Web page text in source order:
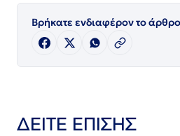
Βρήκατε ενδιαφέρον το
ΔΕΙΤΕ ΕΠΙΣΗΣ